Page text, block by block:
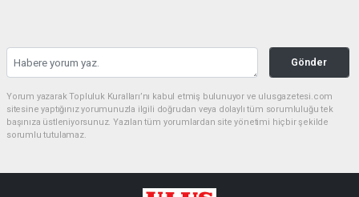
Gönder
Yorum yazarak Topluluk Kuralları’nı kabul etmiş bulunuyor ve ulusgazetesi.com
sitesine yaptığınız yorumunuzla ilgili doğrudan veya dolaylı tüm sorumluluğu tek
başınıza üstleniyorsunuz. Yazılan tüm yorumlardan site yönetimi hiçbir şekilde
sorumlu tutulamaz.